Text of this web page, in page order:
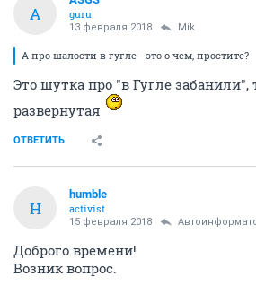
A
guru
13 февраля 2018 Mik
А про шалости в гугле - это о чем, простите?
Это шутка про "в Гугле забанили",
развернутая
ОТВЕТИТЬ
H
humble
activist
15 февраля 2018
Доброго времени!
Возник вопрос.